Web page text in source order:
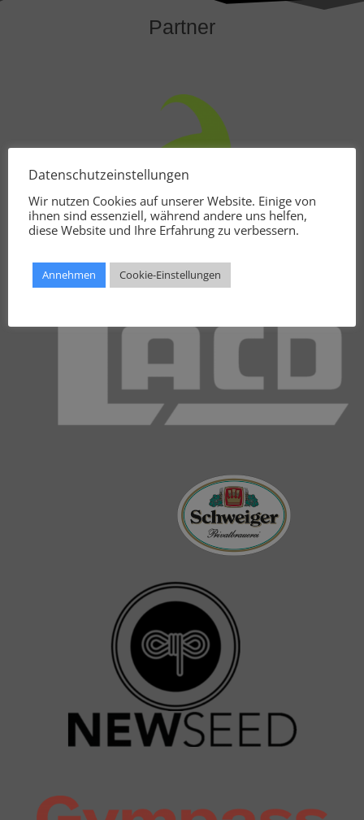
Partner
Datenschutzeinstellungen
Wir nutzen Cookies auf unserer Website. Einige von
ihnen sind essenziell, während andere uns helfen,
diese Website und Ihre Erfahrung zu verbessern.
Annehmen Cookie-Einstellungen